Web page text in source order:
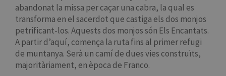
abandonat la missa per caçar una cabra, la qual es
transforma en el sacerdot que castiga els dos monjos
petrificant-los. Aquests dos monjos són Els Encantats.
A partir d’aquí, comença la ruta fins al primer refugi
de muntanya. Serà un camí de dues vies construïts,
majoritàriament, en època de Franco.